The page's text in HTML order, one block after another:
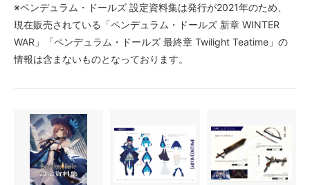
※ペンデュラム・ドールズ 設定資料集は発行が2021年のため、
現在販売されている「ペンデュラム・ドールズ 新章 WINTER
WAR」「ペンデュラム・ドールズ 最終章 Twilight Teatime」の
情報は含まないものとなっております。